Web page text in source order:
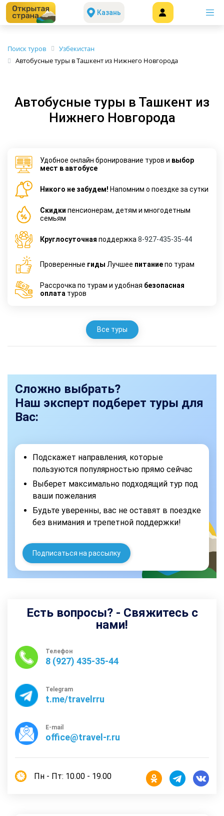
Казань
Поиск туров
Узбекистан
Автобусные туры в Ташкент из Нижнего Новгорода
Автобусные туры в Ташкент из
Нижнего Новгорода
Удобное онлайн бронирование туров и выбор
мест в автобусе
Никого не забудем! Напомним о поездке за сутки
Cкидки пенсионерам, детям и многодетным
семьям
Круглосуточная поддержка 8-927-435-35-44
Проверенные гиды Лучшее питаниепо турам
Рассрочка по турам и удобная безопасная
оплата туров
Все туры
Сложно выбрать?
Наш эксперт подберет туры для
Вас:
Подскажет направления, которые
пользуются популярностью прямо сейчас
Выберет максимально подходящий тур под
ваши пожелания
Будьте уверенны, вас не оставят в поездке
без внимания и трепетной поддержки!
Подписаться на рассылку
Есть вопросы? - Свяжитесь с
нами!
Телефон
8 (927) 435-35-44
Telegram
t.me/travelrru
E-mail
office@travel-r.ru
Пн - Пт: 10.00 - 19.00